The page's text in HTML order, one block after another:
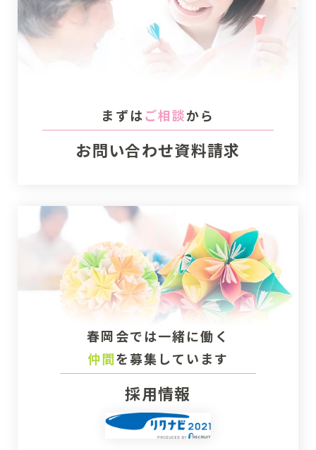
まずはご相談から
お問い合わせ資料請求
春岡会では一緒に働く
仲間を募集しています
採用情報